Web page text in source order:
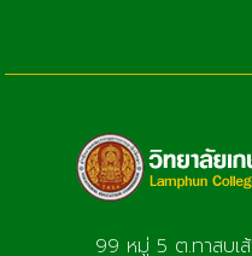
99 หมู่ 5 ต.ทาสบเ